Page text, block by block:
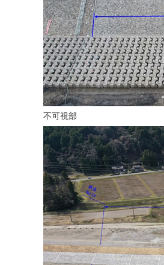
不可視部